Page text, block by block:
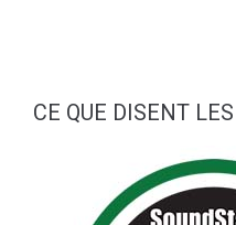
CE QUE DISENT